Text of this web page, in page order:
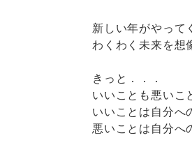
新しい年がやって
わくわく未来を想
きっと．．．
いいことも悪いこ
いいことは自分へ
悪いことは自分へ